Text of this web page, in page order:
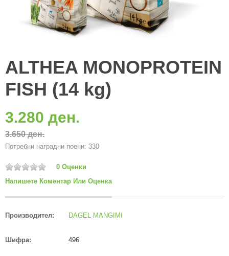
ALTHEA MONOPROTEIN
FISH (14 kg)
3.280 ден.
3.650 ден.
Потребни наградни поени: 330
0 Оценки
Напишете Коментар Или Оценка
Производител: DAGEL MANGIMI
Шифра: 496